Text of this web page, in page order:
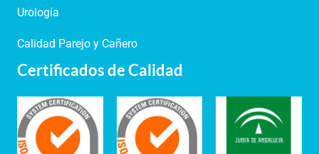
Urología
Calidad Parejo y Cañero
Certificados de Calidad